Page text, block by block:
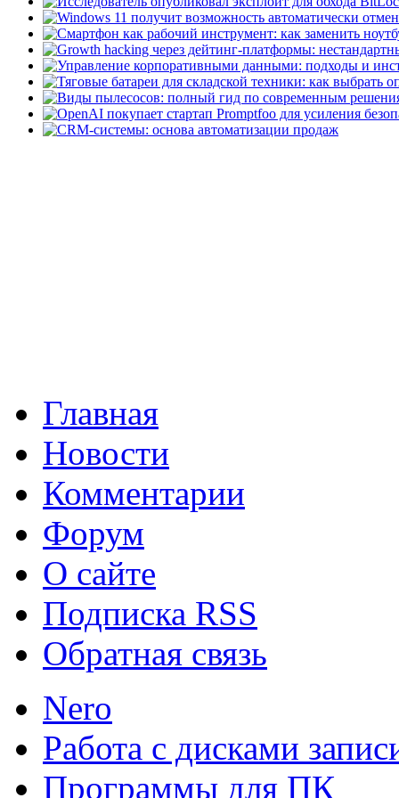
Pamela for SkypePamela
Speccy PortableSpeccy
вариант популярного
пользователям
Lync 2013Lync 2013 -
программное
операционных систем
Клавиатура Google
удобное приложение
Главная
Новости
Комментарии
Форум
О сайте
Подписка RSS
Обратная связь
Nero
Работа с дисками
Программы для ПК